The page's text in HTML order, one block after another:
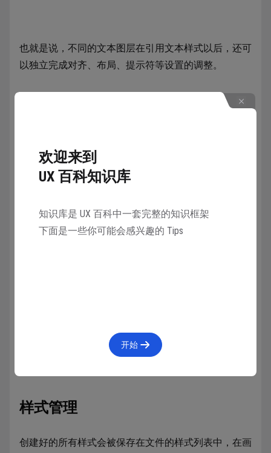
也就是说，不同的文本图层在引用文本样式以后，还可
以独立完成对齐、布局、提示符等设置的调整。
影、图层模糊、背景模糊四种。因为效果可以添加多
个，所以效果样式也可以同时记录多个效果。
当使用效果样式以后，除非Detach样式，否则不能单独
添加新的效果。
样式管理
创建好的所有样式会被保存在文件的样式列表中，在画
欢迎来到
UX 百科知识库
知识库是 UX 百科中一套完整的知识框架
下面是一些你可能会感兴趣的 Tips
开始